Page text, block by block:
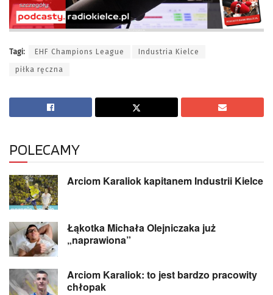
Tagi: EHF Champions League Industria Kielce
piłka ręczna
POLECAMY
Arciom Karaliok kapitanem Industrii Kielce
Łąkotka Michała Olejniczaka już
„naprawiona”
Arciom Karaliok: to jest bardzo pracowity
chłopak